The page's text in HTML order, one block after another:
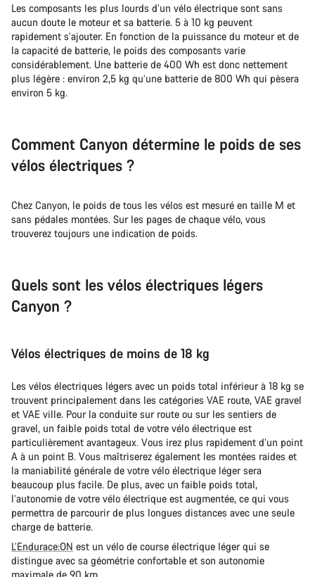
Les composants les plus lourds d’un vélo électrique sont sans
aucun doute le moteur et sa batterie. 5 à 10 kg peuvent
rapidement s’ajouter. En fonction de la puissance du moteur et de
la capacité de batterie, le poids des composants varie
considérablement. Une batterie de 400 Wh est donc nettement
plus légère : environ 2,5 kg qu’une batterie de 800 Wh qui pèsera
environ 5 kg.
Comment Canyon détermine le poids de ses
vélos électriques ?
Chez Canyon, le poids de tous les vélos est mesuré en taille M et
sans pédales montées. Sur les pages de chaque vélo, vous
trouverez toujours une indication de poids.
Quels sont les vélos électriques légers
Canyon ?
Vélos électriques de moins de 18 kg
Les vélos électriques légers avec un poids total inférieur à 18 kg se
trouvent principalement dans les catégories VAE route, VAE gravel
et VAE ville. Pour la conduite sur route ou sur les sentiers de
gravel, un faible poids total de votre vélo électrique est
particulièrement avantageux. Vous irez plus rapidement d’un point
A à un point B. Vous maîtriserez également les montées raides et
la maniabilité générale de votre vélo électrique léger sera
beaucoup plus facile. De plus, avec un faible poids total,
l’autonomie de votre vélo électrique est augmentée, ce qui vous
permettra de parcourir de plus longues distances avec une seule
charge de batterie.
L’Endurace:ON est un vélo de course électrique léger qui se
distingue avec sa géométrie confortable et son autonomie
maximale de 90 km.